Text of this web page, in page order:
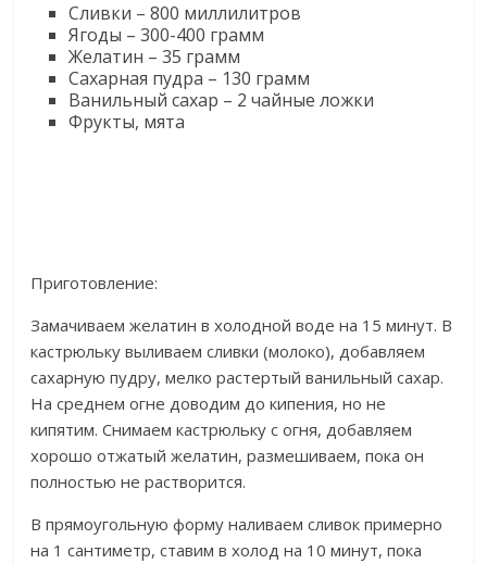
Сливки – 800 миллилитров
Ягоды – 300-400 грамм
Желатин – 35 грамм
Сахарная пудра – 130 грамм
Ванильный сахар – 2 чайные ложки
Фрукты, мята
Приготовление:
Замачиваем желатин в холодной воде на 15 минут. В
кастрюльку выливаем сливки (молоко), добавляем
сахарную пудру, мелко растертый ванильный сахар.
На среднем огне доводим до кипения, но не
кипятим. Снимаем кастрюльку с огня, добавляем
хорошо отжатый желатин, размешиваем, пока он
полностью не растворится.
В прямоугольную форму наливаем сливок примерно
на 1 сантиметр, ставим в холод на 10 минут, пока